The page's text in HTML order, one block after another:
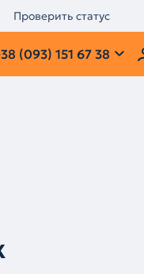
Проверить статус
(093) 151 67 38